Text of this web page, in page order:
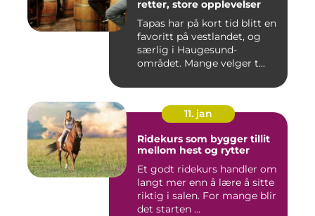
retter, store opplevelser
Tapas har på kort tid blitt en
favoritt på vestlandet, og
særlig i Haugesund-
området. Mange velger t...
11. jan
Ridekurs som bygger tillit
mellom hest og rytter
Et godt ridekurs handler om
langt mer enn å lære å sitte
riktig i salen. For mange blir
det starten ...